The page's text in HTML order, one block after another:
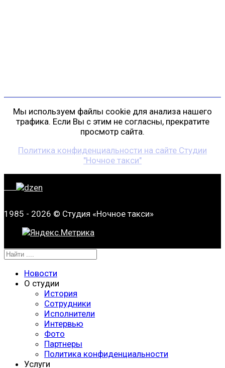
Мы используем файлы cookie для анализа нашего
трафика. Если Вы с этим не согласны, прекратите
просмотр сайта.
Политика конфиденциальности на сайте Студии
"Ночное такси"
1985 - 2026 © Студия «Ночное такси»
Новости
О студии
История
Сотрудники
Исполнители
Интервью
Фото
Партнеры
Политика конфиденциальности
Услуги